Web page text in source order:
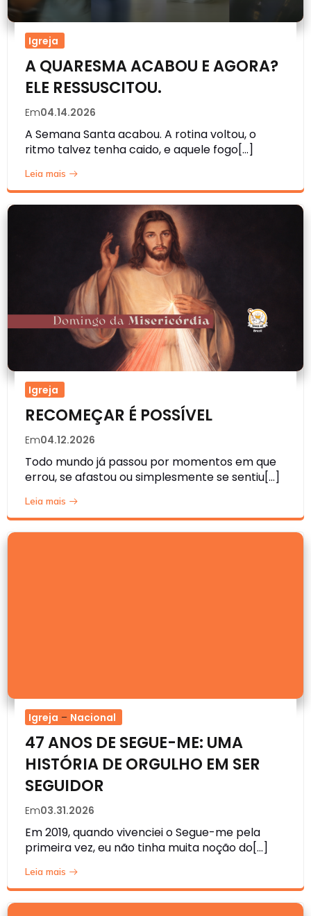
Igreja
A QUARESMA ACABOU E AGORA?
ELE RESSUSCITOU.
Em04.14.2026
A Semana Santa acabou. A rotina voltou, o
ritmo talvez tenha caido, e aquele fogo[…]
Leia mais
Igreja
RECOMEÇAR É POSSÍVEL
Em04.12.2026
Todo mundo já passou por momentos em que
errou, se afastou ou simplesmente se sentiu[…]
Leia mais
Igreja – Nacional
47 ANOS DE SEGUE-ME: UMA
HISTÓRIA DE ORGULHO EM SER
SEGUIDOR
Em03.31.2026
Em 2019, quando vivenciei o Segue-me pela
primeira vez, eu não tinha muita noção do[…]
Leia mais